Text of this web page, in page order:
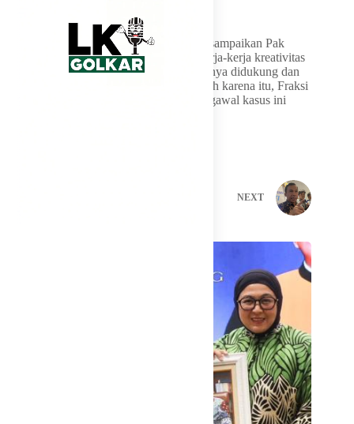
“Kami dari Fraksi Golkar, sebagaimana disampaikan Pak
Rikwanto, terus terang sangat kecewa. Kerja-kerja kreativitas
anak muda dalam ekonomi kreatif seharusnya didukung dan
didorong, bukan justru dikriminalisasi. Oleh karena itu, Fraksi
Golkar khususnya di Komisi III akan mengawal kasus ini
NEXT